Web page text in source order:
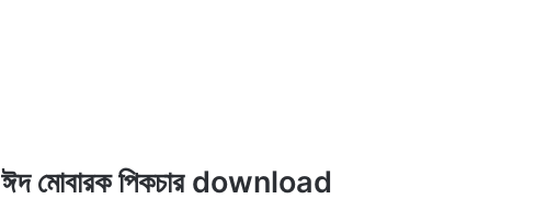
ঈদ মোবারক পিকচার download